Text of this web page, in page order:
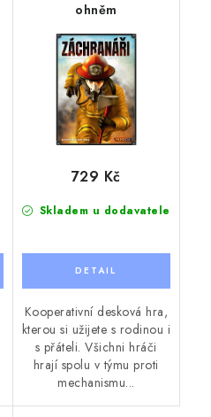
ohněm
Skladem u dodavatele
729 Kč
Kooperativní desková hra,
kterou si užijete s rodinou i
s přáteli. Všichni hráči
hrají spolu v týmu proti
mechanismu...